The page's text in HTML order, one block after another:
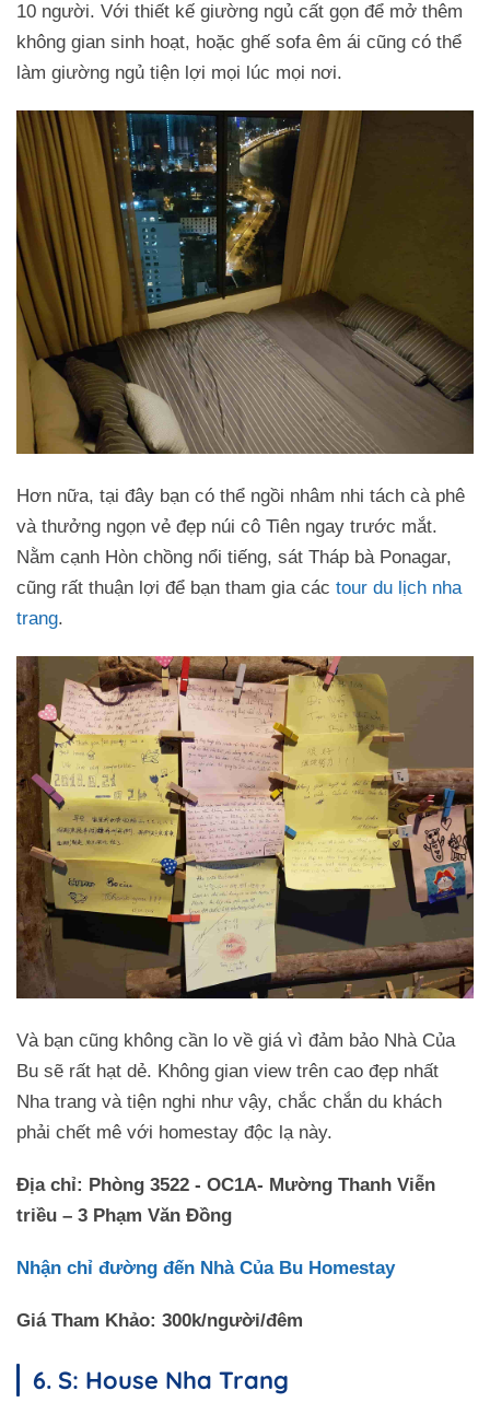
10 người. Với thiết kế giường ngủ cất gọn để mở thêm
không gian sinh hoạt, hoặc ghế sofa êm ái cũng có thể
làm giường ngủ tiện lợi mọi lúc mọi nơi.
Hơn nữa, tại đây bạn có thể ngồi nhâm nhi tách cà phê
và thưởng ngọn vẻ đẹp núi cô Tiên ngay trước mắt.
Nằm cạnh Hòn chồng nổi tiếng, sát Tháp bà Ponagar,
cũng rất thuận lợi để bạn tham gia các tour du lịch nha
trang.
Và bạn cũng không cần lo về giá vì đảm bảo Nhà Của
Bu sẽ rất hạt dẻ. Không gian view trên cao đẹp nhất
Nha trang và tiện nghi như vậy, chắc chắn du khách
phải chết mê với homestay độc lạ này.
Địa chỉ: Phòng 3522 - OC1A- Mường Thanh Viễn
triều – 3 Phạm Văn Đồng
Nhận chỉ đường đến Nhà Của Bu Homestay
Giá Tham Khảo: 300k/người/đêm
6. S: House Nha Trang